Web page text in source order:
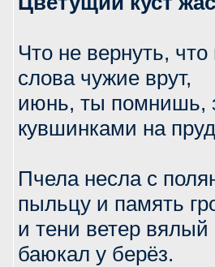
Что не вернуть, что
слова чужие врут,
июнь, ты помнишь,
кувшинками на
Пчела несла с
пыльцу и память
и тени ветер вялый
баюкал у берёз.